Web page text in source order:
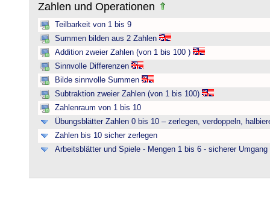
Zahlen und Operationen
Teilbarkeit von 1 bis 9
Summen bilden aus 2 Zahlen
Addition zweier Zahlen (von 1 bis 100 )
Sinnvolle Differenzen
Bilde sinnvolle Summen
Subtraktion zweier Zahlen (von 1 bis 100)
Zahlenraum von 1 bis 10
Übungsblätter Zahlen 0 bis 10 – zerlegen, verdoppeln,
Zahlen bis 10 sicher zerlegen
Arbeitsblätter und Spiele - Mengen 1 bis 6 - sicherer Umgang